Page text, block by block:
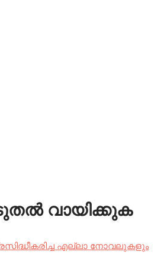
വായിക്കുക
എല്ലാ നോവലുകളും